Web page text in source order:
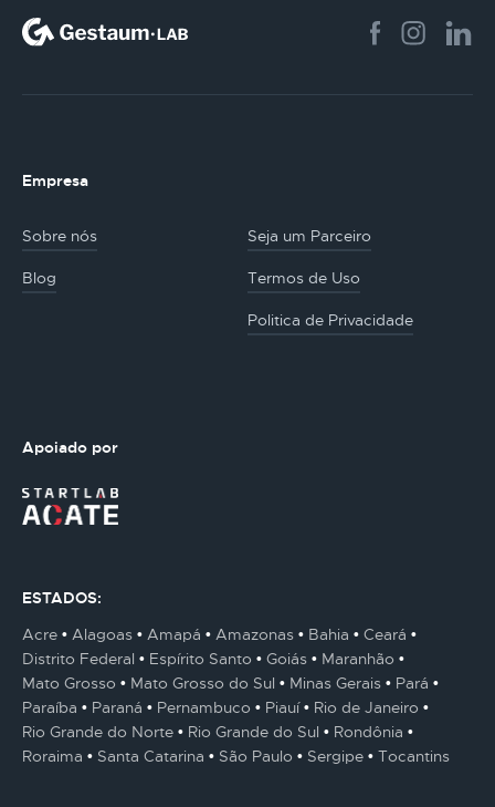
Empresa
Sobre nós Seja um Parceiro
Blog Termos de Uso
Politica de Privacidade
Apoiado por
ESTADOS:
Acre
Alagoas Amapá Amazonas Bahia
Ceará
Distrito Federal
Espírito Santo Goiás
Maranhão
Mato Grosso
Mato Grosso do Sul Minas Gerais
Pará
Paraíba
Paraná Pernambuco Piauí
Rio de Janeiro
Rio Grande do Norte
Rio Grande do Sul
Rondônia
Roraima
Santa Catarina São Paulo Sergipe Tocantins